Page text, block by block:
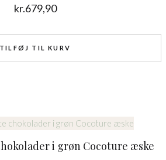
kr.679,90
TILFØJ TIL KURV
i grøn Cocoture æske